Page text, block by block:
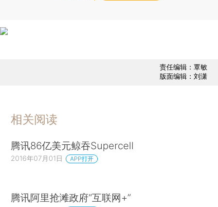
责任编辑：覃敏
版面编辑：刘潇
相关阅读
腾讯86亿美元鲸吞Supercell
2016年07月01日 APP打开
腾讯阿里抢滩政府“互联网+”